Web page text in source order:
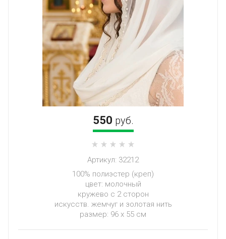
550 руб.
Артикул: 32212
100% полиэстер (креп)
цвет: молочный
кружево с 2 сторон
искусств. жемчуг и золотая нить
размер: 96 х 55 см